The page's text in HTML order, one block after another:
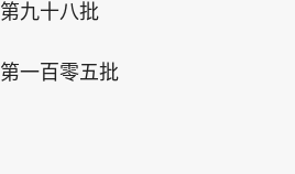
第九十八批
第一百零五批